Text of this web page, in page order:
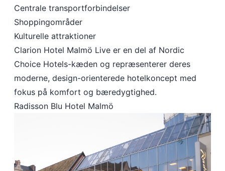
Centrale transportforbindelser
Shoppingområder
Kulturelle attraktioner
Clarion Hotel Malmö Live er en del af Nordic
Choice Hotels-kæden og repræsenterer deres
moderne, design-orienterede hotelkoncept med
fokus på komfort og bæredygtighed.
Radisson Blu Hotel Malmö